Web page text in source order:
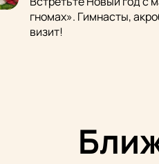
гномах». Гимнасты,
визит!